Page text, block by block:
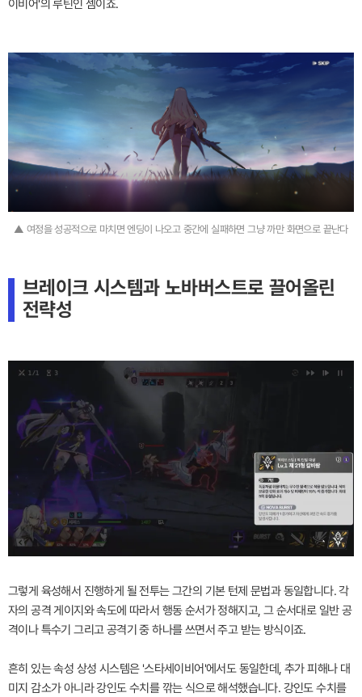
이비어'의 루틴인 셈이죠.
▲ 여정을 성공적으로 마치면 엔딩이 나오고 중간에 실패하면 그냥 까만 화면으로 끝난다
브레이크 시스템과 노바버스트로 끌어올린
전략성
그렇게 육성해서 진행하게 될 전투는 그간의 기본 턴제 문법과 동일합니다. 각
자의 공격 게이지와 속도에 따라서 행동 순서가 정해지고, 그 순서대로 일반 공
격이나 특수기 그리고 공격기 중 하나를 쓰면서 주고 받는 방식이죠.
흔히 있는 속성 상성 시스템은 '스타세이비어'에서도 동일한데, 추가 피해나 대
미지 감소가 아니라 강인도 수치를 깎는 식으로 해석했습니다. 강인도 수치를